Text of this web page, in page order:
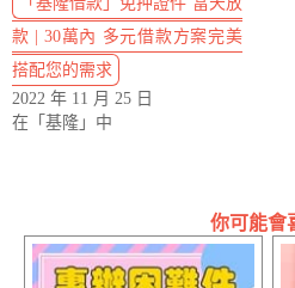
款 | 30萬內 多元借款方案完美
搭配您的需求
2022 年 11 月 25 日
在「基隆」中
你可能會